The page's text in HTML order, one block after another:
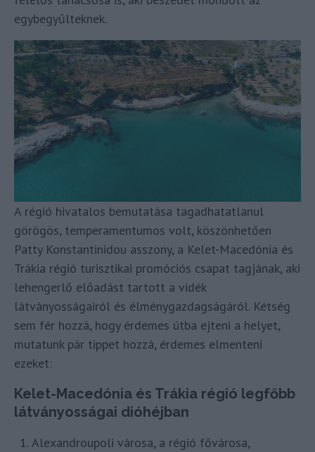
egybegyűlteknek.
A régió hivatalos bemutatása tagadhatatlanul
görögös, temperamentumos volt, köszönhetően
Patty Konstantinidou asszony, a Kelet-Macedónia és
Trákia régió turisztikai promóciós csapat tagjának, aki
lehengerlő előadást tartott a vidék
látványosságairól és élménygazdagságáról. Kétség
sem fér hozzá, hogy érdemes útba ejteni a helyet,
mutatunk pár tippet hozzá, érdemes elmenteni
ezeket:
Kelet-Macedónia és Trákia régió legfőbb
látványosságai dióhéjban
Alexandroupoli városa, a régió fővárosa,